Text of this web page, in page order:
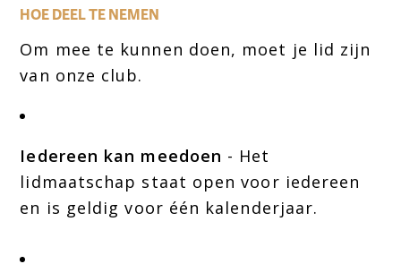
HOE DEEL TE NEMEN
Om mee te kunnen doen, moet je lid zijn
van onze club.
Iedereen kan meedoen - Het
lidmaatschap staat open voor iedereen
en is geldig voor één kalenderjaar.